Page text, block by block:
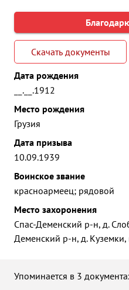
Скачать документы
Дата рождения
__.__.1912
Место рождения
Грузия
Дата призыва
10.09.1939
Воинское звание
красноармеец; рядовой
Место захоронения
Спас-Деменский р-н, д.
Деменский р-н, д.
Упоминается в 3